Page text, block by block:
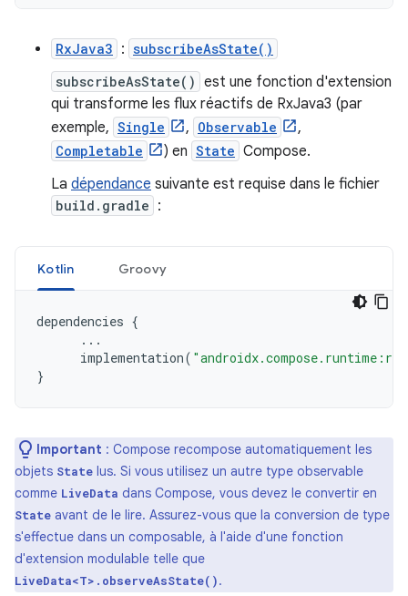
RxJava3 : subscribeAsState()
subscribeAsState() est une fonction d'extension
qui transforme les flux réactifs de RxJava3 (par
exemple, Single , Observable ,
Completable ) en State Compose.
La dépendance suivante est requise dans le fichier
build.gradle :
Kotlin Groovy
dependencies {
...
implementation(
}
Important : Compose recompose automatiquement les
objets State lus. Si vous utilisez un autre type observable
comme LiveData dans Compose, vous devez le convertir en
State avant de le lire. Assurez-vous que la conversion de type
s'effectue dans un composable, à l'aide d'une fonction
d'extension modulable telle que
LiveData<T>.observeAsState().